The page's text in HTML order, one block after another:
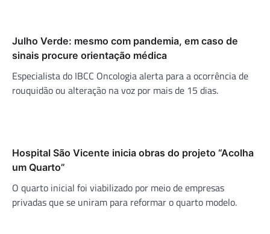
Julho Verde: mesmo com pandemia, em caso de
sinais procure orientação médica
Especialista do IBCC Oncologia alerta para a ocorrência de
rouquidão ou alteração na voz por mais de 15 dias.
Hospital São Vicente inicia obras do projeto “Acolha
um Quarto”
O quarto inicial foi viabilizado por meio de empresas
privadas que se uniram para reformar o quarto modelo.